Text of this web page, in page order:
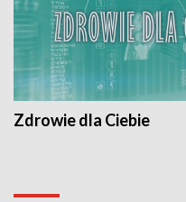
Zdrowie dla Ciebie